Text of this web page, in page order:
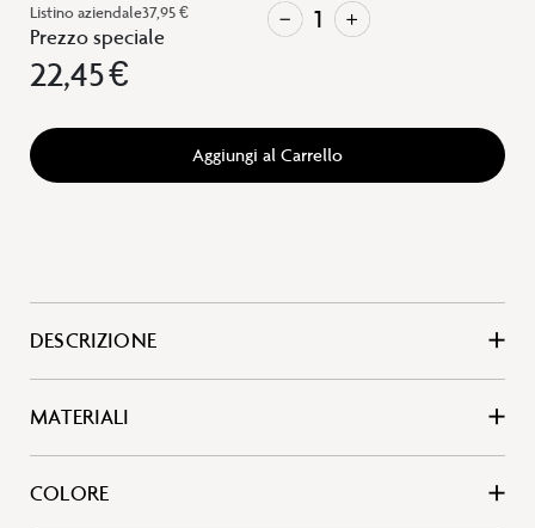
Listino aziendale37,95 €
Prezzo speciale
22,45 €
Aggiungi al Carrello
DESCRIZIONE
MATERIALI
COLORE